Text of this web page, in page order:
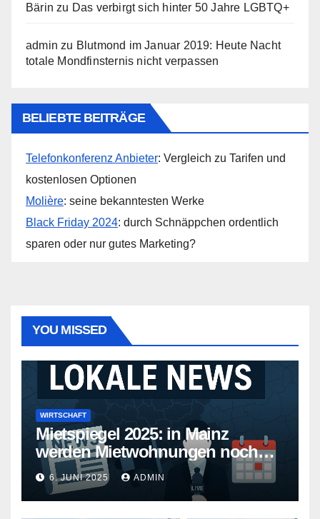
Bärin zu Das verbirgt sich hinter 50 Jahre LGBTQ+
admin zu Blutmond im Januar 2019: Heute Nacht
totale Mondfinsternis nicht verpassen
BELIEBTE BEITRÄGE
Telefonkonferenz Anbieter: Vergleich zu Tarifen und
kostenlosen Optionen
Molière: seine bekanntesten Werke
Black Friday 2024: durch Schnäppchen ordentlich
sparen oder nur gutes Marketing?
YOU MISSED
WIRTSCHAFT
Mietspiegel 2025: in Mainz
werden Mietwohnungen noch
teurer
6. JUNI 2025 ADMIN